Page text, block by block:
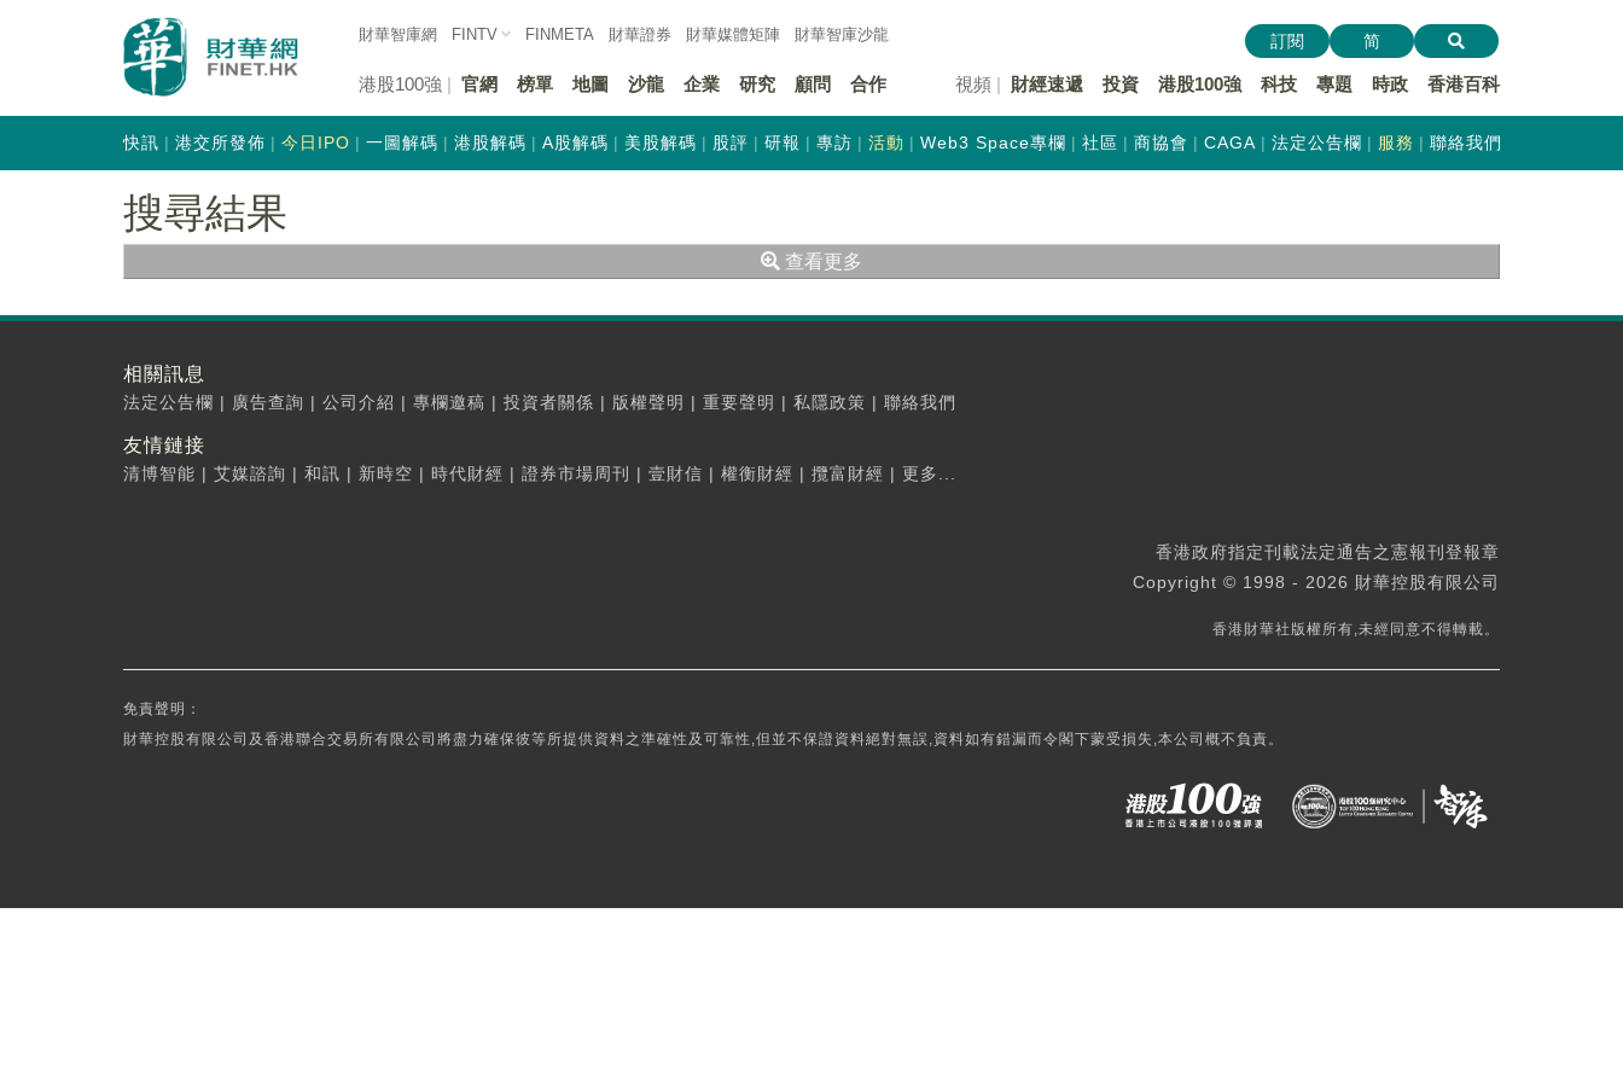
財華智庫網 FINTV FINMETA 財華證券 財華媒體矩陣 財華智庫沙龍
港股100強 官網 榜單 地圖 沙龍 企業 研究 顧問 合作 視頻 財經速遞 投資 港股100強 科技 專題 時政 香港百科
訂閱 简
快訊 港交所發佈 今日IPO 一圖解碼 港股解碼 A股解碼 美股解碼 股評 研報 專訪 活動 Web3 Space專欄 社區 商協會 CAGA 法定公告欄 服務 聯絡我們
搜尋結果
查看更多
相關訊息
法定公告欄 | 廣告查詢 | 公司介紹 | 專欄邀稿 | 投資者關係 | 版權聲明 | 重要聲明 | 私隱政策 | 聯絡我們
友情鏈接
清博智能 | 艾媒諮詢 | 和訊 | 新時空 | 時代財經 | 證券市場周刊 | 壹財信 | 權衡財經 | 攬富財經 | 更多...
香港政府指定刊載法定通告之憲報刊登報章
Copyright © 1998 - 2026 財華控股有限公司
香港財華社版權所有,未經同意不得轉載。
免責聲明：
財華控股有限公司及香港聯合交易所有限公司將盡力確保彼等所提供資料之準確性及可靠性,但並不保證資料絕對無誤,資料如有錯漏而令閣下蒙受損失,本公司概不負責。